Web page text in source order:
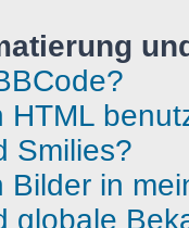
HTML
Smilies?
Bilder in
globale